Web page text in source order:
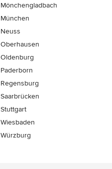
Mönchen­gladbach
München
Neuss
Oberhausen
Oldenburg
Paderborn
Regensburg
Saarbrücken
Stuttgart
Wiesbaden
Würzburg